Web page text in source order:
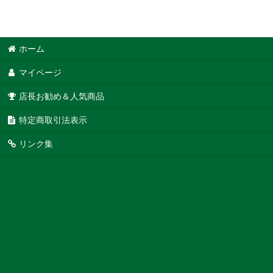
ホーム
マイページ
店長お勧め＆人気商品
特定商取引法表示
リンク集